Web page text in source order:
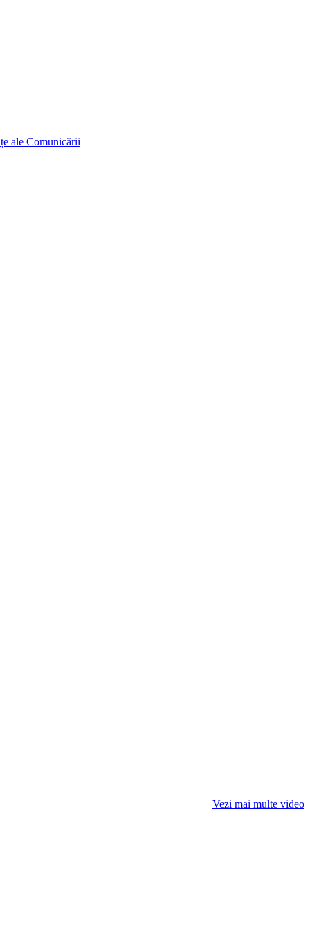
ale Comunicării
Vezi mai multe video